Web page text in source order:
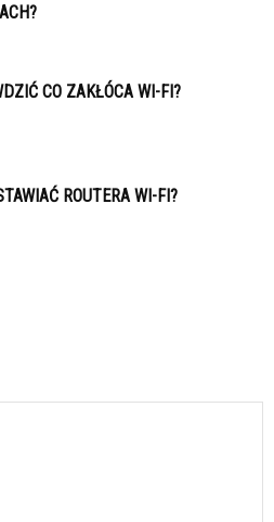
CO ZAKŁÓCA WI-FI?
ROUTERA WI-FI?